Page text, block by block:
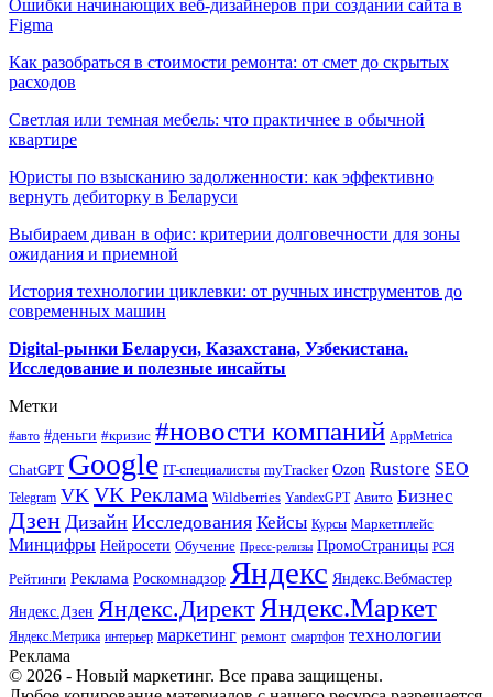
Ошибки начинающих веб-дизайнеров при создании сайта в
Figma
Как разобраться в стоимости ремонта: от смет до скрытых
расходов
Светлая или темная мебель: что практичнее в обычной
квартире
Юристы по взысканию задолженности: как эффективно
вернуть дебиторку в Беларуси
Выбираем диван в офис: критерии долговечности для зоны
ожидания и приемной
История технологии циклевки: от ручных инструментов до
современных машин
Digital-рынки Беларуси, Казахстана, Узбекистана.
Исследование и полезные инсайты
Метки
#авто #деньги #кризис #новости компаний AppMetrica
ChatGPT Google IT-специалисты myTracker Ozon Rustore SEO
Telegram VK VK Реклама Wildberries YandexGPT Авито Бизнес
Дзен Дизайн Исследования Кейсы Курсы Маркетплейс
Минцифры Нейросети Обучение Пресс-релизы ПромоСтраницы РСЯ
Рейтинги Реклама Роскомнадзор Яндекс Яндекс.Вебмастер
Яндекс.Дзен Яндекс.ДиректЯндекс.Маркет
Яндекс.Метрика интерьер маркетинг ремонт смартфон технологии
Реклама
© 2026 - Новый маркетинг. Все права защищены.